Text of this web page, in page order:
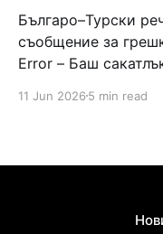
Българо–Турски речник Error!
съобщение за грешка
Error – Баш сакатлък! балетист – дюшеме
Война и мир –
11 Jun 2026 5 min read